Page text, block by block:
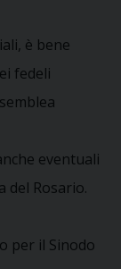
è bene
fedeli
eventuali
del Rosario.
per il Sinodo